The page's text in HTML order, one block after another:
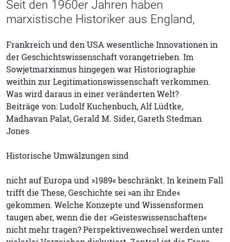
Seit den 1960er Jahren haben
marxistische Historiker aus England,
Frankreich und den USA wesentliche Innovationen in
der Geschichtswissenschaft vorangetrieben. Im
Sowjetmarxismus hingegen war Historiographie
weithin zur Legitimationswissenschaft verkommen.
Was wird daraus in einer veränderten Welt?
Beiträge von: Ludolf Kuchenbuch, Alf Lüdtke,
Madhavan Palat, Gerald M. Sider, Gareth Stedman
Jones
Historische Umwälzungen sind
nicht auf Europa und »1989« beschränkt. In keinem Fall
trifft die These, Geschichte sei »an ihr Ende«
gekommen. Welche Konzepte und Wissensformen
taugen aber, wenn die der »Geisteswissenschaften«
nicht mehr tragen? Perspektivenwechsel werden unter